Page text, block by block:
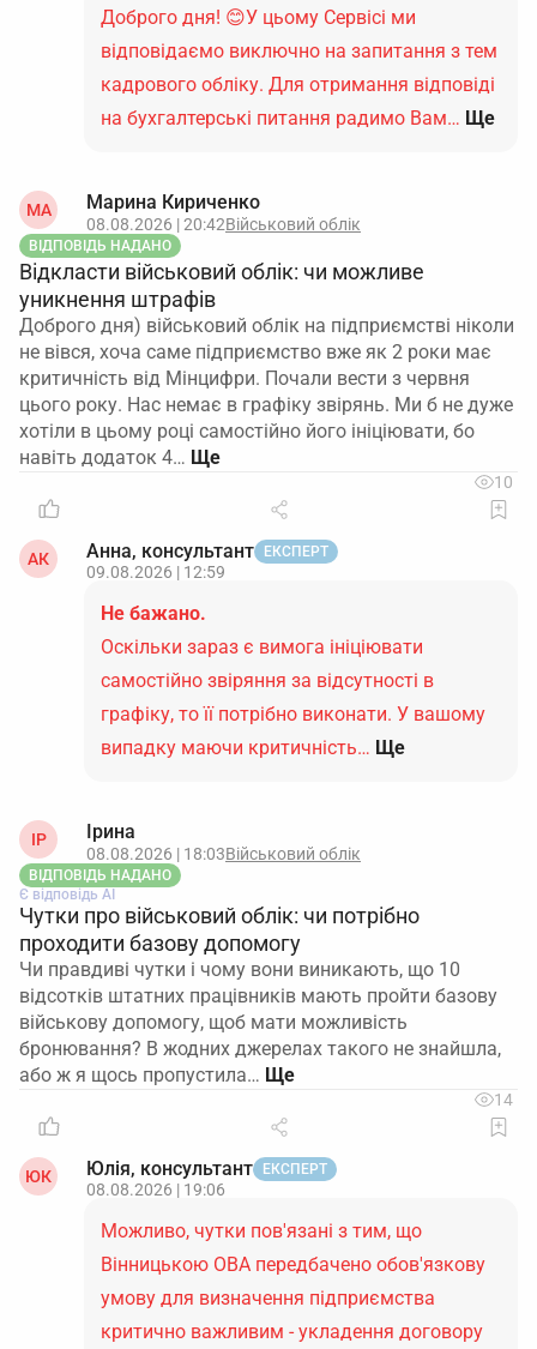
Доброго дня! 😊У цьому Сервісі ми
відповідаємо виключно на запитання з тем
кадрового обліку. Для отримання відповіді
на бухгалтерські питання радимо Вам… Ще
МА Марина Кириченко
08.08.2026 | 20:42Військовий облік
ВІДПОВІДЬ НАДАНО
Відкласти військовий облік: чи можливе
уникнення штрафів
Доброго дня) військовий облік на підприємстві ніколи
не вівся, хоча саме підприємство вже як 2 роки має
критичність від Мінцифри. Почали вести з червня
цього року. Нас немає в графіку звірянь. Ми б не дуже
хотіли в цьому році самостійно його ініціювати, бо
навіть додаток 4…
10
АК Анна, консультант ЕКСПЕРТ
09.08.2026 | 12:59
Не бажано.
Оскільки зараз є вимога ініціювати
самостійно звіряння за відсутності в
графіку, то її потрібно виконати. У вашому
випадку маючи критичність… Ще
ІР Ірина
08.08.2026 | 18:03Військовий облік
ВІДПОВІДЬ НАДАНО
Є відповідь АІ
Чутки про військовий облік: чи потрібно
проходити базову допомогу
Чи правдиві чутки і чому вони виникають, що 10
відсотків штатних працівників мають пройти базову
військову допомогу, щоб мати можливість
бронювання? В жодних джерелах такого не знайшла,
або ж я щось пропустила…
14
ЮК Юлія, консультант ЕКСПЕРТ
08.08.2026 | 19:06
Можливо, чутки пов'язані з тим, що
Вінницькою ОВА передбачено обов'язкову
умову для визначення підприємства
критично важливим - укладення договору